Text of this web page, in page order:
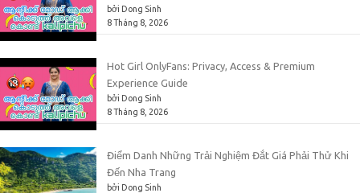
bởi Dong Sinh
8 Tháng 8, 2026
Hot Girl OnlyFans: Privacy, Access & Premium
Experience Guide
bởi Dong Sinh
8 Tháng 8, 2026
Điểm Danh Những Trải Nghiệm Đắt Giá Phải Thử Khi
Đến Nha Trang
bởi Dong Sinh